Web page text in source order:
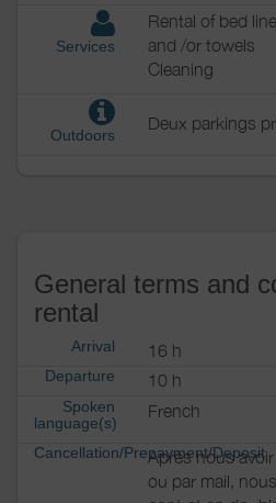
Services
Rental of bed
and /or towels
Cleaning
Outdoors
Deux parkings
General terms and
rental
Arrival 16 h
Departure 10 h
Spoken
language(s)
French
Cancellation/Prepayment/Deposit
Après nous
ou par mail,